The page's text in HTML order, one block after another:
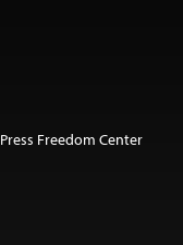
Freedom Center